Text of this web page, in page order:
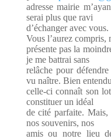
adresse mairie
serai plus que ravi
d’échanger avec vous.
Vous l’aurez compris,
présente pas la
je me battrai sans
relâche pour
vu naître. Bien
celle-ci connaît son
constituer un idéal
de cité parfaite.
nos souvenirs, nos
amis ou notre lieu